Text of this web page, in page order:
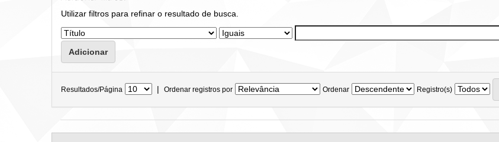
Utilizar filtros para refinar o resultado de busca.
Resultados/Página | Ordenar registros por Ordenar Registro(s)